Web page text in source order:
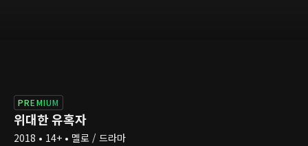
PREMIUM
위대한 유혹자
2018 • 14+ • 멜로 / 드라마